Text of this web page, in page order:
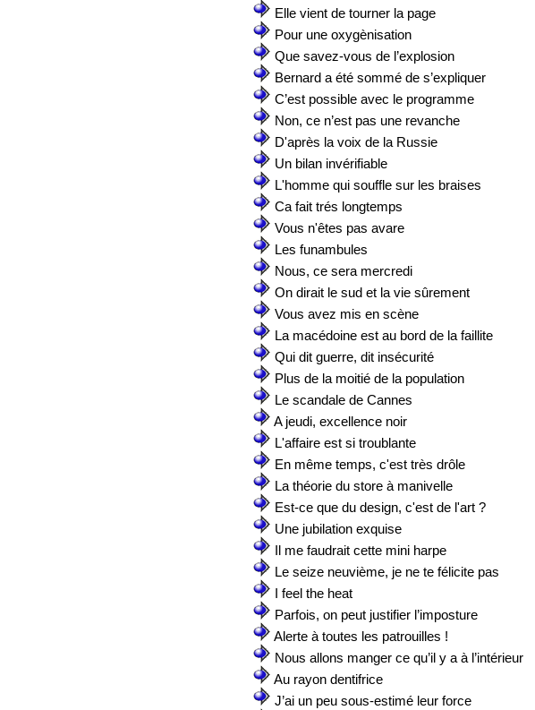
Elle vient de tourner la page
Pour une oxygènisation
Que savez-vous de l’explosion
Bernard a été sommé de s’expliquer
C’est possible avec le programme
Non, ce n’est pas une revanche
D'après la voix de la Russie
Un bilan invérifiable
L'homme qui souffle sur les braises
Ca fait trés longtemps
Vous n'êtes pas avare
Les funambules
Nous, ce sera mercredi
On dirait le sud et la vie sûrement
Vous avez mis en scène
La macédoine est au bord de la faillite
Qui dit guerre, dit insécurité
Plus de la moitié de la population
Le scandale de Cannes
A jeudi, excellence noir
L'affaire est si troublante
En même temps, c'est très drôle
La théorie du store à manivelle
Est-ce que du design, c'est de l'art ?
Une jubilation exquise
Il me faudrait cette mini harpe
Le seize neuvième, je ne te félicite pas
I feel the heat
Parfois, on peut justifier l’imposture
Alerte à toutes les patrouilles !
Nous allons manger ce qu’il y a à l’intérieur
Au rayon dentifrice
J’ai un peu sous-estimé leur force